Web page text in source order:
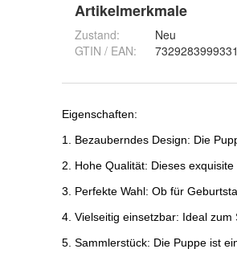
Artikelmerkmale
Zustand:
Neu
GTIN / EAN:
7329283999331